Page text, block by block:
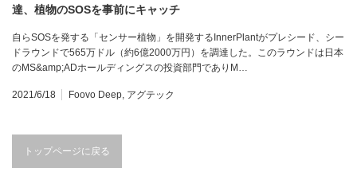
達、植物のSOSを事前にキャッチ
自らSOSを発する「センサー植物」を開発するInnerPlantがプレシード、シー
ドラウンドで565万ドル（約6億2000万円）を調達した。このラウンドは日本
のMS&amp;ADホールディングスの投資部門でありM…
2021/6/18 Foovo Deep, アグテック
トップページに戻る